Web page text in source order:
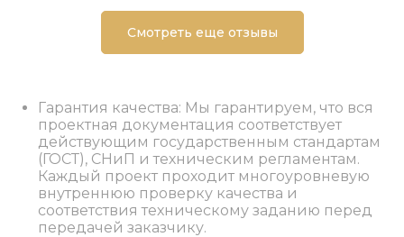
Смотреть еще отзывы
Гарантия качества: Мы гарантируем, что вся
проектная документация соответствует
действующим государственным стандартам
(ГОСТ), СНиП и техническим регламентам.
Каждый проект проходит многоуровневую
внутреннюю проверку качества и
соответствия техническому заданию перед
передачей заказчику.